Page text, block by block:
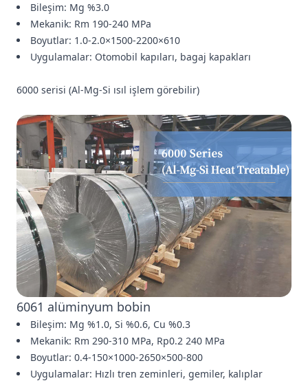
Bileşim: Mg %3.0
Mekanik: Rm 190-240 MPa
Boyutlar: 1.0-2.0×1500-2200×610
Uygulamalar: Otomobil kapıları, bagaj kapakları
6000 serisi (Al-Mg-Si ısıl işlem görebilir)
6061 alüminyum bobin
Bileşim: Mg %1.0, Si %0.6, Cu %0.3
Mekanik: Rm 290-310 MPa, Rp0.2 240 MPa
Boyutlar: 0.4-150×1000-2650×500-800
Uygulamalar: Hızlı tren zeminleri, gemiler, kalıplar